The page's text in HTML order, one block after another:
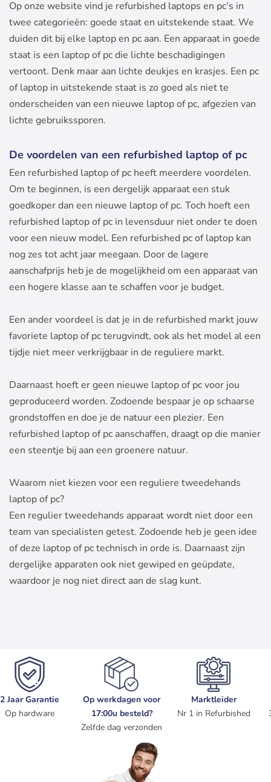
Op onze website vind je refurbished laptops en pc’s in
twee categorieën: goede staat en uitstekende staat. We
duiden dit bij elke laptop en pc aan. Een apparaat in goede
staat is een laptop of pc die lichte beschadigingen
vertoont. Denk maar aan lichte deukjes en krasjes. Een pc
of laptop in uitstekende staat is zo goed als niet te
onderscheiden van een nieuwe laptop of pc, afgezien van
lichte gebruikssporen.
De voordelen van een refurbished laptop of pc
Een refurbished laptop of pc heeft meerdere voordelen.
Om te beginnen, is een dergelijk apparaat een stuk
goedkoper dan een nieuwe laptop of pc. Toch hoeft een
refurbished laptop of pc in levensduur niet onder te doen
voor een nieuw model. Een refurbished pc of laptop kan
nog zes tot acht jaar meegaan. Door de lagere
aanschafprijs heb je de mogelijkheid om een apparaat van
een hogere klasse aan te schaffen voor je budget.
Een ander voordeel is dat je in de refurbished markt jouw
favoriete laptop of pc terugvindt, ook als het model al een
tijdje niet meer verkrijgbaar in de reguliere markt.
Daarnaast hoeft er geen nieuwe laptop of pc voor jou
geproduceerd worden. Zodoende bespaar je op schaarse
grondstoffen en doe je de natuur een plezier. Een
refurbished laptop of pc aanschaffen, draagt op die manier
een steentje bij aan een groenere natuur.
Waarom niet kiezen voor een reguliere tweedehands
laptop of pc?
Een regulier tweedehands apparaat wordt niet door een
team van specialisten getest. Zodoende heb je geen idee
of deze laptop of pc technisch in orde is. Daarnaast zijn
dergelijke apparaten ook niet gewiped en geüpdate,
waardoor je nog niet direct aan de slag kunt.
2 Jaar Garantie
Op hardware
Op werkdagen voor
17:00u besteld?
Zelfde dag verzonden
Marktleider
Nr 1 in Refurbished